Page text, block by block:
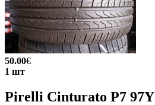
50.00€
1 шт
Pirelli Cinturato P7 97Y